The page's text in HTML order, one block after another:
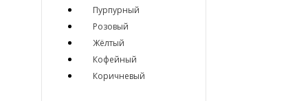
Пурпурный
Розовый
Жёлтый
Кофейный
Коричневый